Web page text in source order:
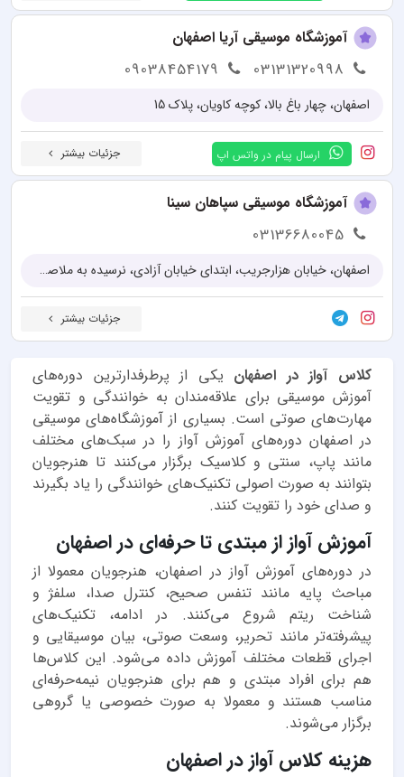
آموزشگاه موسیقی آریا اصفهان
03131320998
09038454179
اصفهان، چهار باغ بالا، کوچه کاویان، پلاک 15
ارسال پیام در واتس اپ جزئیات بیشتر
آموزشگاه موسیقی سپاهان سینا
03136680045
اصفهان، خیابان هزارجریب، ابتدای خیابان آزادی، نرسیده به ملاصدرا جنوبی
جزئیات بیشتر
کلاس آواز در اصفهان یکی از پرطرفدارترین دوره‌های
آموزش موسیقی برای علاقه‌مندان به خوانندگی و تقویت
مهارت‌های صوتی است. بسیاری از آموزشگاه‌های موسیقی
در اصفهان دوره‌های آموزش آواز را در سبک‌های مختلف
مانند پاپ، سنتی و کلاسیک برگزار می‌کنند تا هنرجویان
بتوانند به صورت اصولی تکنیک‌های خوانندگی را یاد بگیرند
و صدای خود را تقویت کنند.
آموزش آواز از مبتدی تا حرفه‌ای در اصفهان
در دوره‌های آموزش آواز در اصفهان، هنرجویان معمولا از
مباحث پایه مانند تنفس صحیح، کنترل صدا، سلفژ و
شناخت ریتم شروع می‌کنند. در ادامه، تکنیک‌های
پیشرفته‌تر مانند تحریر، وسعت صوتی، بیان موسیقایی و
اجرای قطعات مختلف آموزش داده می‌شود. این کلاس‌ها
هم برای افراد مبتدی و هم برای هنرجویان نیمه‌حرفه‌ای
مناسب هستند و معمولا به صورت خصوصی یا گروهی
برگزار می‌شوند.
هزینه کلاس آواز در اصفهان